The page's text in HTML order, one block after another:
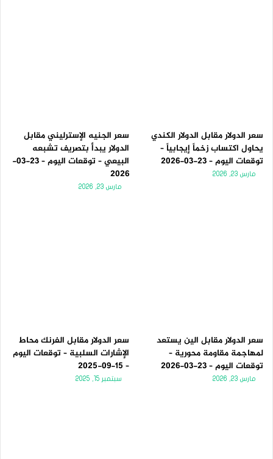
سعر الدولار مقابل الدولار الكندي
يحاول اكتساب زخماً إيجابياً –
توقعات اليوم – 23-03-2026
مارس 23, 2026
سعر الجنيه الإسترليني مقابل
الدولار يبدأ بتصريف تشبعه
البيعي – توقعات اليوم – 23-03-
2026
مارس 23, 2026
سعر الدولار مقابل الين يستعد
لمهاجمة مقاومة محورية –
توقعات اليوم – 23-03-2026
مارس 23, 2026
سعر الدولار مقابل الفرنك محاط
الإشارات السلبية – توقعات اليوم
– 15-09-2025
سبتمبر 15, 2025